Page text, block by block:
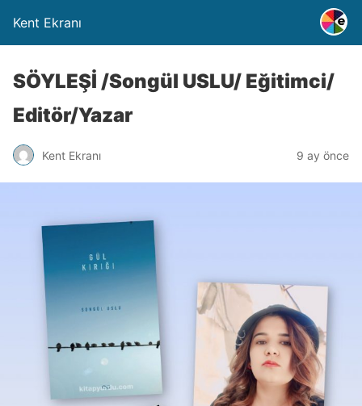
Kent Ekranı
SÖYLEŞİ /Songül USLU/ Eğitimci/
Editör/Yazar
Kent Ekranı 9 ay önce